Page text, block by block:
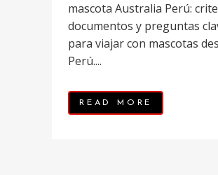
mascota Australia Perú:
documentos y preguntas
para viajar con mascotas
Perú....
READ MORE